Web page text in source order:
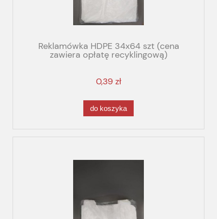
Reklamówka HDPE 34x64 szt (cena
zawiera opłatę recyklingową)
0,39 zł
do koszyka